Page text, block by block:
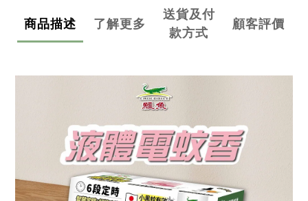
商品描述 了解更多
送貨及付
款方式
顧客評價